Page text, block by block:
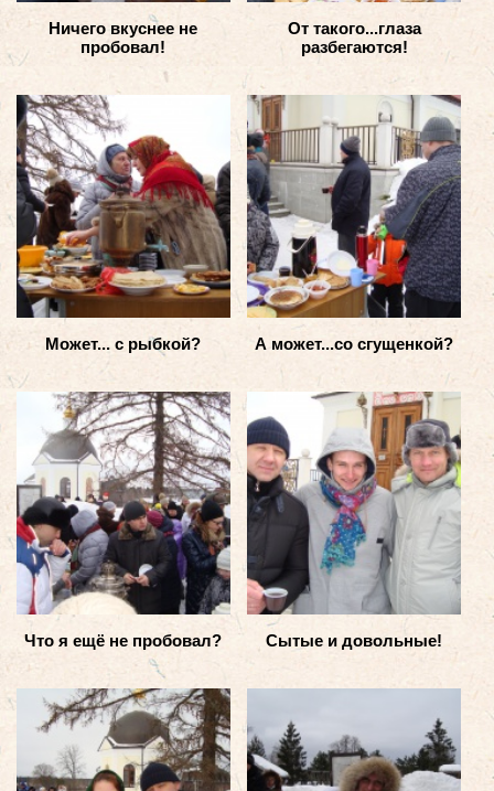
Ничего вкуснее не
пробовал!
От такого...глаза
разбегаются!
Может... с рыбкой? А может...со сгущенкой?
Что я ещё не пробовал? Сытые и довольные!